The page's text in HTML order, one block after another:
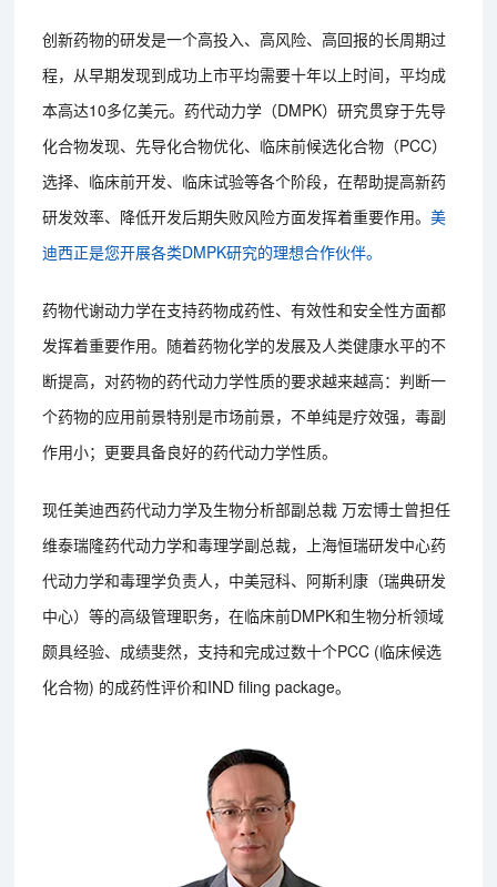
创新药物的研发是一个高投入、高风险、高回报的长周期过
程，从早期发现到成功上市平均需要十年以上时间，平均成
本高达10多亿美元。药代动力学（DMPK）研究贯穿于先导
化合物发现、先导化合物优化、临床前候选化合物（PCC）
选择、临床前开发、临床试验等各个阶段，在帮助提高新药
研发效率、降低开发后期失败风险方面发挥着重要作用。美
迪西正是您开展各类DMPK研究的理想合作伙伴。
药物代谢动力学在支持药物成药性、有效性和安全性方面都
发挥着重要作用。随着药物化学的发展及人类健康水平的不
断提高，对药物的药代动力学性质的要求越来越高：判断一
个药物的应用前景特别是市场前景，不单纯是疗效强，毒副
作用小；更要具备良好的药代动力学性质。
现任美迪西药代动力学及生物分析部副总裁 万宏博士曾担任
维泰瑞隆药代动力学和毒理学副总裁，上海恒瑞研发中心药
代动力学和毒理学负责人，中美冠科、阿斯利康（瑞典研发
中心）等的高级管理职务，在临床前DMPK和生物分析领域
颇具经验、成绩斐然，支持和完成过数十个PCC (临床候选
化合物) 的成药性评价和IND filing package。